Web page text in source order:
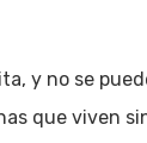
y no se
que viven